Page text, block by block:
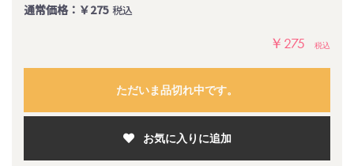
通常価格：￥275 税込
￥275 税込
ただいま品切れ中です。
お気に入りに追加